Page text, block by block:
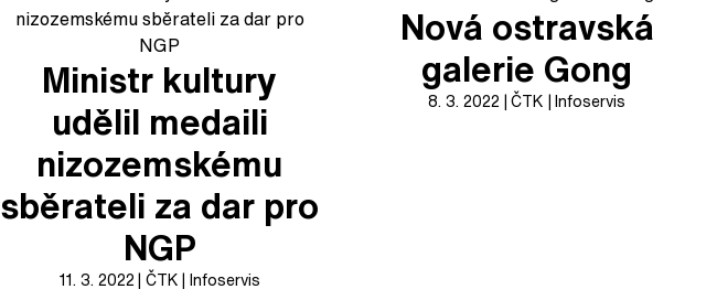
Ministr kultury
udělil medaili
nizozemskému
sběrateli za dar pro
NGP
11. 3. 2022 ČTK Infoservis
Nová ostravská
galerie Gong
8. 3. 2022 ČTK Infoservis